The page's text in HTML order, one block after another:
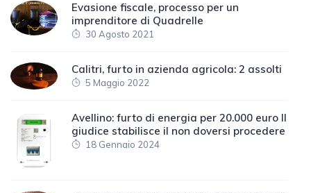
Evasione fiscale, processo per un
imprenditore di Quadrelle
30 Agosto 2021
Calitri, furto in azienda agricola: 2 assolti
5 Maggio 2022
Avellino: furto di energia per 20.000 euro Il
giudice stabilisce il non doversi procedere
18 Gennaio 2024